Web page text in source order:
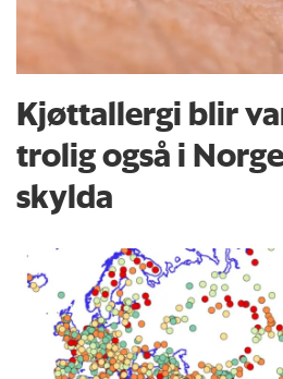
Kjøttallergi blir
trolig også i
skylda